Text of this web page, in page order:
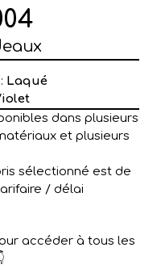
Laqué
dans plusieurs
et plusieurs
sélectionné est de
/ délai
accéder à tous les